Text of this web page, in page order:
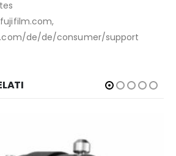
de/de/consumer/support